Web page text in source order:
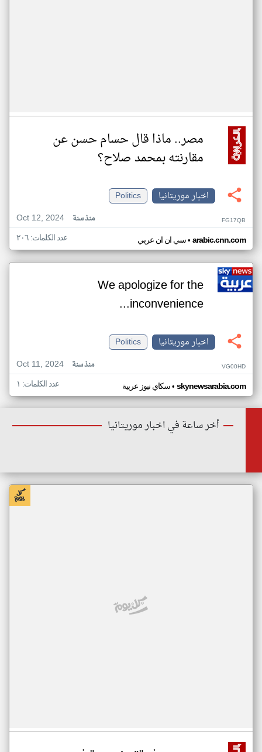
مصر.. ماذا قال حسام حسن عن
مقارنته بمحمد صلاح؟
اخبار موريتانيا
Politics
Oct 12, 2024
منذ سنة FG17QB
سي ان ان عربي• arabic.cnn.com عدد الكلمات: ٢٠٦
We apologize for the
inconvenience...
اخبار موريتانيا
Politics
Oct 11, 2024
منذ سنة VG00HD
سكاي نيوز عربية• skynewsarabia.com عدد الكلمات: ١
أخر ساعة في اخبار موريتانيا